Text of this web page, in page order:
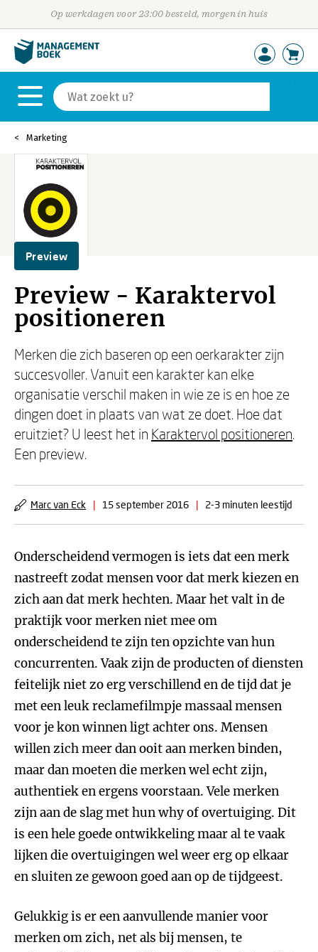
Op werkdagen voor 23:00 besteld, morgen in huis
Marketing
Preview
Preview - Karaktervol
positioneren
Merken die zich baseren op een oerkarakter zijn
succesvoller. Vanuit een karakter kan elke
organisatie verschil maken in wie ze is en hoe ze
dingen doet in plaats van wat ze doet. Hoe dat
eruitziet? U leest het in Karaktervol positioneren.
Een preview.
Marc van Eck | 15 september 2016 | 2-3 minuten leestijd
Onderscheidend vermogen is iets dat een merk
nastreeft zodat mensen voor dat merk kiezen en
zich aan dat merk hechten. Maar het valt in de
praktijk voor merken niet mee om
onderscheidend te zijn ten opzichte van hun
concurrenten. Vaak zijn de producten of diensten
feitelijk niet zo erg verschillend en de tijd dat je
met een leuk reclamefilmpje massaal mensen
voor je kon winnen ligt achter ons. Mensen
willen zich meer dan ooit aan merken binden,
maar dan moeten die merken wel echt zijn,
authentiek en ergens voorstaan. Vele merken
zijn aan de slag met hun why of overtuiging. Dit
is een hele goede ontwikkeling maar al te vaak
lijken die overtuigingen wel weer erg op elkaar
en sluiten ze gewoon goed aan op de tijdgeest.
Gelukkig is er een aanvullende manier voor
merken om zich, net als bij mensen, te